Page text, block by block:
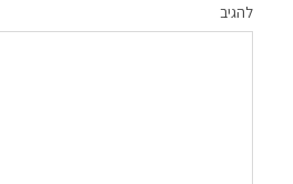
להגיב